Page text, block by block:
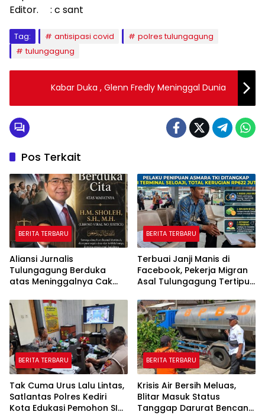
Editor. : c sant
Tag: antisipasi covid
polres tulungagung
tulungagung
Kabar Duka , Glenn Fredly Meninggal Dunia
Pos Terkait
BERITA TERBARU
Aliansi Jurnalis
Tulungagung Berduka
atas Meninggalnya Cak
“Beliau Pejuang Keadilan
yang Vokal”
BERITA TERBARU
Terbuai Janji Manis di
Facebook, Pekerja Migran
Asal Tulungagung Tertipu
BERITA TERBARU
Tak Cuma Urus Lalu Lintas,
Satlantas Polres Kediri
Kota Edukasi Pemohon SIM
BERITA TERBARU
Krisis Air Bersih Meluas,
Blitar Masuk Status
Tanggap Darurat Bencana